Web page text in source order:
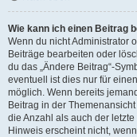
Wie kann ich einen Beitrag
Wenn du nicht Administrator
Beiträge bearbeiten oder
du das „Ändere Beitrag“-
eventuell ist dies nur für
möglich. Wenn bereits
Beitrag in der
die Anzahl als auch der
Hinweis erscheint nicht,